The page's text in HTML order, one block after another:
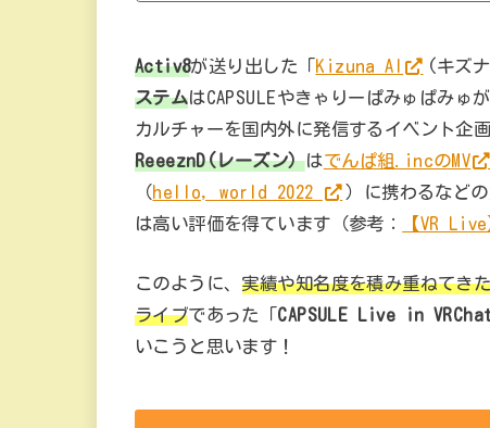
Activ8が送り出した「Kizuna AI (キズ
ステムはCAPSULEやきゃりーぱみゅぱみ
カルチャーを国内外に発信するイベント企
ReeeznD(レーズン）はでんぱ組.incのMV
（hello, world 2022 ）に携わるなど
は高い評価を得ています（参考：
【VR
このように、 実績や知名度を積み重ねてき
ライブであった「 CAPSULE Live in
いこうと思います！